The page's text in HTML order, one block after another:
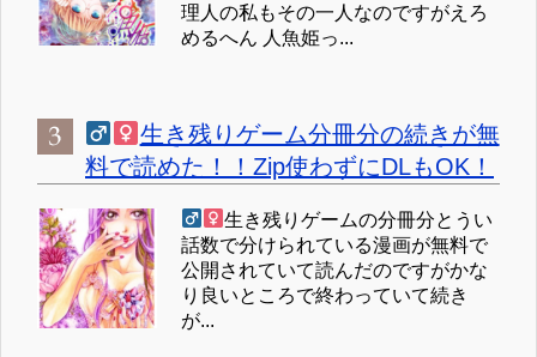
理人の私もその一人なのですがえろ
めるへん 人魚姫っ...
生き残りゲーム分冊分の続きが無
料で読めた！！Zip使わずにDLもOK！
生き残りゲームの分冊分とうい
話数で分けられている漫画が無料で
公開されていて読んだのですがかな
り良いところで終わっていて続き
が...